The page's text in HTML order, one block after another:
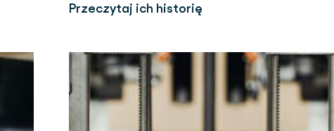
Przeczytaj ich historię